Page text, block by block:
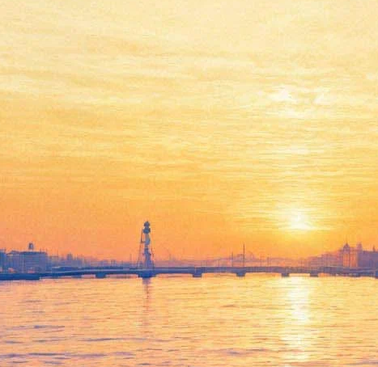
опера «Кот в сапогах»,
«Гражданской
днями без тренировок уделим полчаса занятию от
. 12+.
коридоре Государственного Эрмитажа. Напомним,
ГМЗ «Петергоф» Елены Кальницкой «О Петергофе —